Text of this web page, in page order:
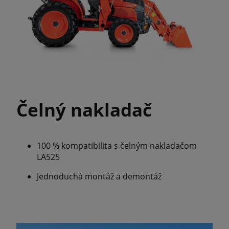
Čelný nakladač
100 % kompatibilita s čelným nakladačom
LA525
Jednoduchá montáž a demontáž